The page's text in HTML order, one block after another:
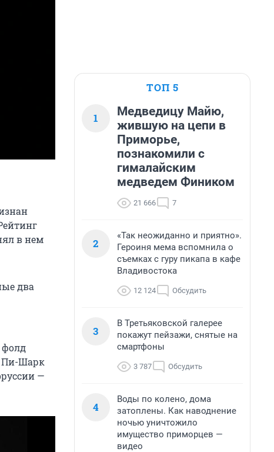
в нем
два
фолд
Пи-Шарк
—
ТОП 5
1
Медведицу Майю,
жившую на цепи в
Приморье,
познакомили с
гималайским
медведем Фиником
21 666 7
2
«Так неожиданно и приятно».
Героиня мема вспомнила о
съемках с гуру пикапа в кафе
Владивостока
12 124 Обсудить
3
В Третьяковской галерее
покажут пейзажи, снятые на
смартфоны
3 787 Обсудить
4
Воды по колено, дома
затоплены. Как наводнение
ночью уничтожило
имущество приморцев —
видео